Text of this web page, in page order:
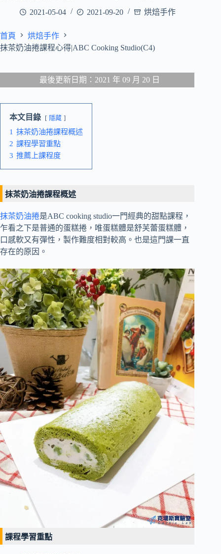
2021-05-04
2021-09-20 烘焙手作
首頁
烘焙手作
抹茶奶油捲課程心得|ABC Cooking Studio(C4)
最後更新日期：2021 年 09 月 20 日
本文目錄 隱藏
1 抹茶奶油捲課程概述
2 課程學習重點
3 推薦上課程度
抹茶奶油捲課程概述
抹茶奶油捲是ABC cooking studio一門經典的甜點課程，
乍看之下是普通的蛋糕捲，唯蛋糕體是舒芙蕾蛋糕體，
口感軟又有彈性，製作難度相對較高。也是這門課一直
存在的原因。
課程學習重點